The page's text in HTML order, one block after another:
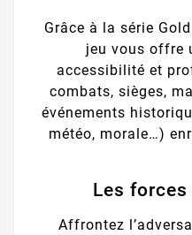
Grâce à la série
jeu vous offre
accessibilité et
combats, sièges,
événements
météo, morale…)
Les
Affrontez